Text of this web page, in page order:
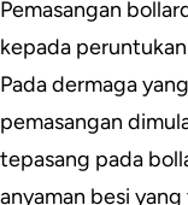
Pemasangan
kepada
Pada dermaga
pemasangan
tepasang pada
anyaman besi